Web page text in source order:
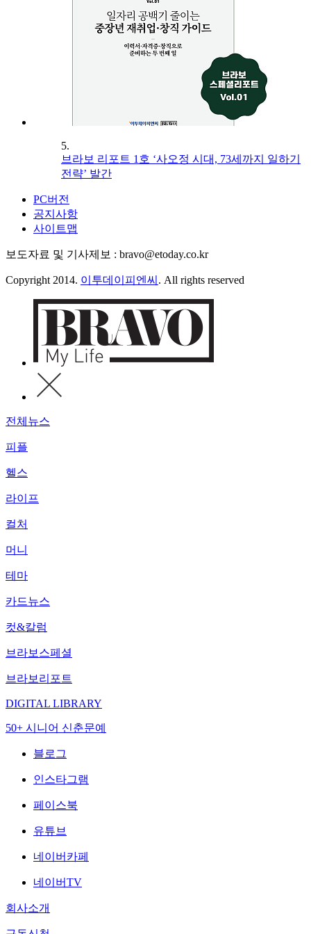
5.
브라보 리포트 1호 ‘사오정 시대, 73세까지 일하기
전략’ 발간
PC버전
공지사항
사이트맵
보도자료 및 기사제보 : bravo@etoday.co.kr
Copyright 2014. 이투데이피엔씨 . All rights reserved
전체뉴스
피플
헬스
라이프
컬처
머니
테마
카드뉴스
컷&칼럼
브라보스페셜
브라보리포트
DIGITAL LIBRARY
50+ 시니어 신춘문예
블로그
인스타그램
페이스북
유튜브
네이버카페
네이버TV
회사소개